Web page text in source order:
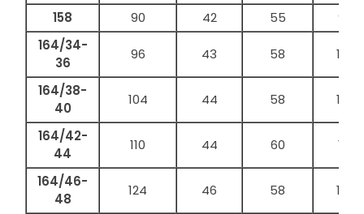
158
90 42 55
90
164/34-
36
96 43 58 100
164/38-
40
104 44 58 108
164/42-
44
110 44 60 116
164/46-
48
124 46 58 120